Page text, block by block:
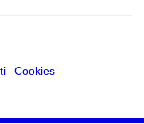
Cookies